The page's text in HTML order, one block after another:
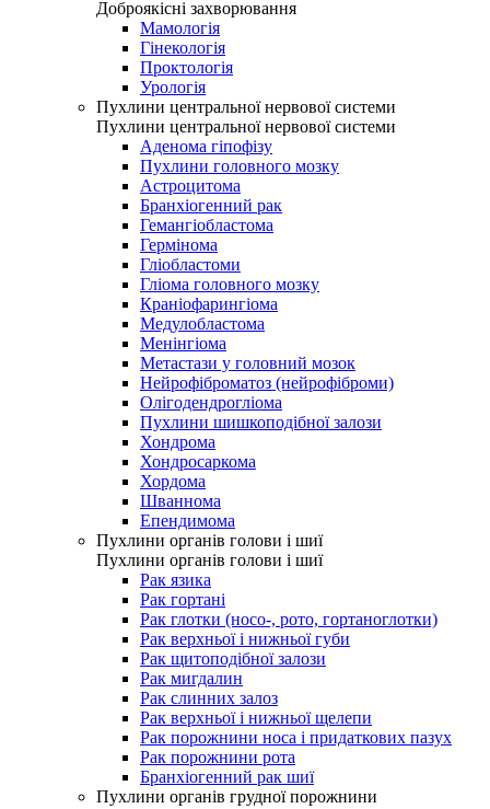
Доброякісні захворювання
Мамологія
Гінекологія
Проктологія
Урологія
Пухлини центральної нервової системи
Пухлини центральної нервової системи
Аденома гіпофізу
Пухлини головного мозку
Астроцитома
Бранхіогенний рак
Гемангіобластома
Гермінома
Гліобластоми
Гліома головного мозку
Краніофарингіома
Медулобластома
Менінгіома
Метастази у головний мозок
Нейрофіброматоз (нейрофіброми)
Олігодендрогліома
Пухлини шишкоподібної залози
Хондрома
Хондросаркома
Хордома
Шваннома
Епендимома
Пухлини органів голови і шиї
Пухлини органів голови і шиї
Рак язика
Рак гортані
Рак глотки (носо-, рото, гортаноглотки)
Рак верхньої і нижньої губи
Рак щитоподібної залози
Рак мигдалин
Рак слинних залоз
Рак верхньої і нижньої щелепи
Рак порожнини носа і придаткових пазух
Рак порожнини рота
Бранхіогенний рак шиї
Пухлини органів грудної порожнини